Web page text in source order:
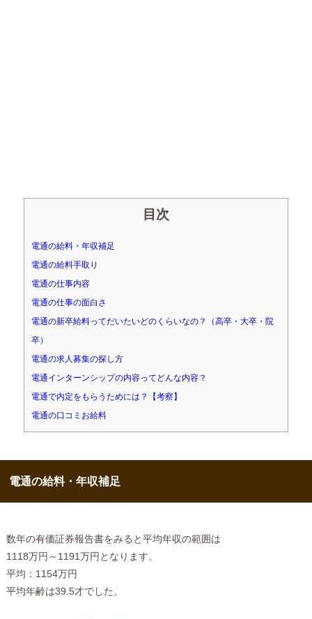
目次
電通の給料・年収補足
電通の給料手取り
電通の仕事内容
電通の仕事の面白さ
電通の新卒給料ってだいたいどのくらいなの？（高卒・大卒・院
卒）
電通の求人募集の探し方
電通インターンシップの内容ってどんな内容？
電通で内定をもらうためには？【考察】
電通の口コミお給料
電通の給料・年収補足
数年の有価証券報告書をみると平均年収の範囲は
1118万円～1191万円となります。
平均：1154万円
平均年齢は39.5才でした。